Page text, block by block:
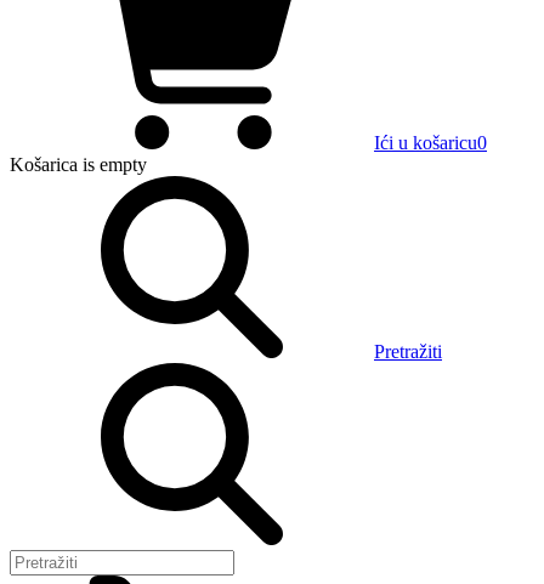
Ići u košaricu0
Košarica is empty
Pretražiti